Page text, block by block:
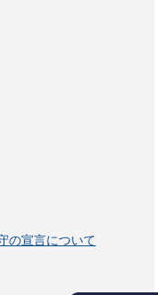
の宣言について